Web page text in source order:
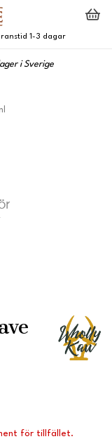
1-3 dagar
i Sverige
för tillfället.